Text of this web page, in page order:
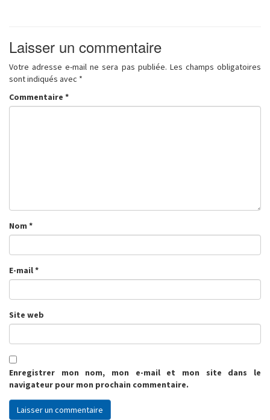
Laisser un commentaire
Votre adresse e-mail ne sera pas publiée. Les champs obligatoires
sont indiqués avec *
Commentaire *
Nom *
E-mail*
Site web
Enregistrer mon nom, mon e-mail et mon site dans le
navigateur pour mon prochain commentaire.